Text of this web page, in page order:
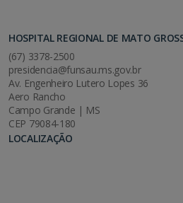
HOSPITAL REGIONAL DE MATO
(67) 3378-2500
presidencia@funsau.ms.gov.br
Av. Engenheiro Lutero Lopes 36
Aero Rancho
Campo Grande | MS
CEP 79084-180
LOCALIZAÇÃO